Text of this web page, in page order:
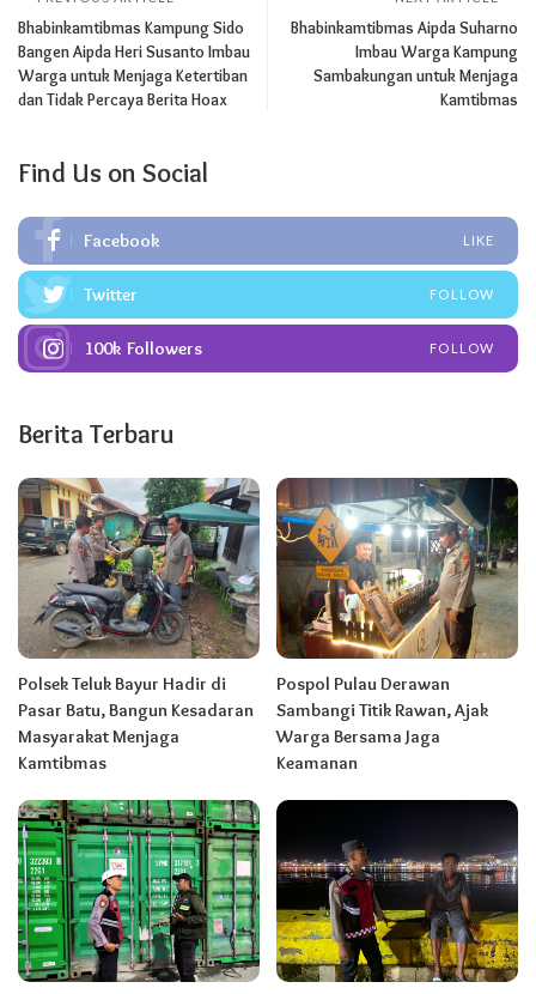
Bhabinkamtibmas Kampung Sido
Bangen Aipda Heri Susanto Imbau
Warga untuk Menjaga Ketertiban
dan Tidak Percaya Berita Hoax
Bhabinkamtibmas Aipda Suharno
Imbau Warga Kampung
Sambakungan untuk Menjaga
Kamtibmas
Find Us on Social
Facebook LIKE
Twitter FOLLOW
100k Followers FOLLOW
Berita Terbaru
Polsek Teluk Bayur Hadir di
Pasar Batu, Bangun Kesadaran
Masyarakat Menjaga
Kamtibmas
Pospol Pulau Derawan
Sambangi Titik Rawan, Ajak
Warga Bersama Jaga
Keamanan